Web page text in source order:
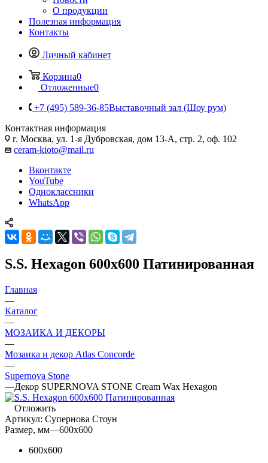
О продукции
Полезная информация
Контакты
Личный кабинет
Корзина0
Отложенные0
+7 (495) 589-36-85Выставочный зал (Шоу рум)
Контактная информация
г. Москва, ул. 1-я Дубровская, дом 13-А, стр. 2, оф. 102
ceram-kioto@mail.ru
Вконтакте
YouTube
Одноклассники
WhatsApp
S.S. Hexagon 600x600 Патинированная
Главная
—
Каталог
—
МОЗАИКА И ДЕКОРЫ
—
Мозаика и декор Atlas Concorde
—
Supernova Stone
—Декор SUPERNOVA STONE Cream Wax Hexagon
Отложить
Артикул: Супернова Стоун
Размер, мм—600x600
600x600